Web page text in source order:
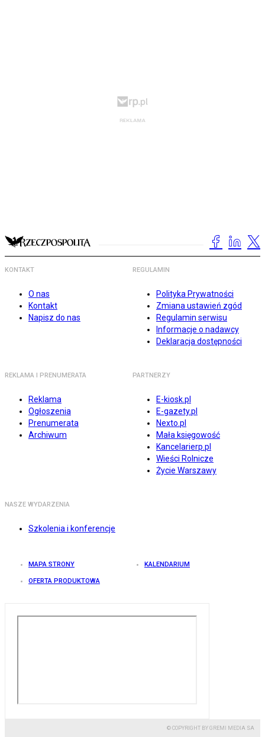
KONTAKT
O nas
Kontakt
Napisz do nas
REGULAMIN
Polityka Prywatności
Zmiana ustawień zgód
Regulamin serwisu
Informacje o nadawcy
Deklaracja dostępności
REKLAMA I PRENUMERATA
Reklama
Ogłoszenia
Prenumerata
Archiwum
PARTNERZY
E-kiosk.pl
E-gazety.pl
Nexto.pl
Mała księgowość
Kancelarierp.pl
Wieści Rolnicze
Życie Warszawy
NASZE WYDARZENIA
Szkolenia i konferencje
MAPA STRONY KALENDARIUM
OFERTA PRODUKTOWA
© COPYRIGHT BY GREMI MEDIA SA